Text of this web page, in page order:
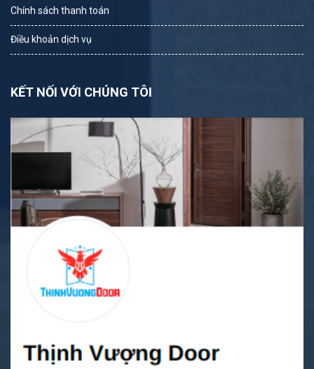
Chính sách thanh toán
Điều khoản dịch vụ
KẾT NỐI VỚI CHÚNG TÔI